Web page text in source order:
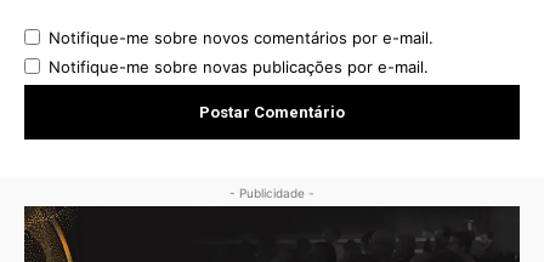
Notifique-me sobre novos comentários por e-mail.
Notifique-me sobre novas publicações por e-mail.
- Publicidade -